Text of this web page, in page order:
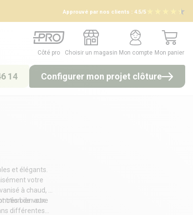
Approuvé par nos clients : 4.5/5
Côté pro
Côté pro
Choisir un magasin
Choisir un magasin
Mon compte
Mon compte
Mon panier
Mon panier
14 Configurer mon projet clôture
et élégants.
votre
à chaud, il
très bien aux
de votre
différentes